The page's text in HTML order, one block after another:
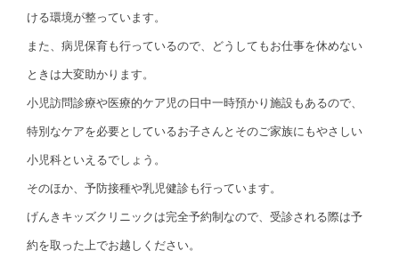
ける環境が整っています。
また、病児保育も行っているので、どうしてもお仕事を休めない
ときは大変助かります。
小児訪問診療や医療的ケア児の日中一時預かり施設もあるので、
特別なケアを必要としているお子さんとそのご家族にもやさしい
小児科といえるでしょう。
そのほか、予防接種や乳児健診も行っています。
げんきキッズクリニックは完全予約制なので、受診される際は予
約を取った上でお越しください。